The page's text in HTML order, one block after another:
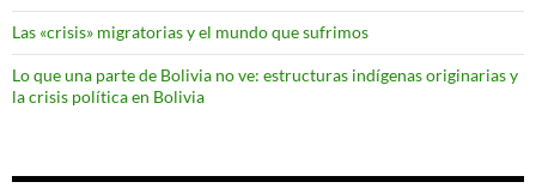
Las «crisis» migratorias y el mundo que sufrimos
Lo que una parte de Bolivia no ve: estructuras indígenas originarias y
la crisis política en Bolivia